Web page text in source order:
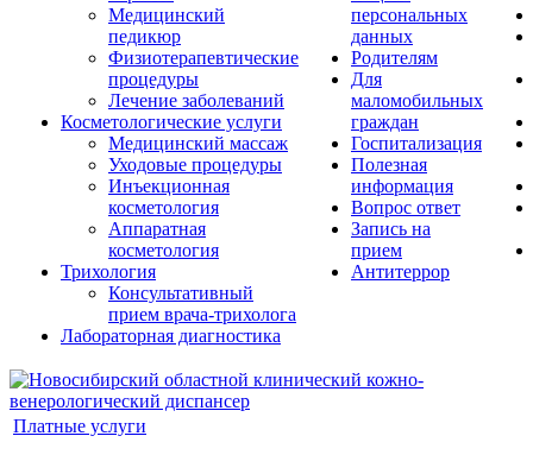
Медицинский
педикюр
Физиотерапевтические
процедуры
Лечение заболеваний
Косметологические услуги
Медицинский массаж
Уходовые процедуры
Инъекционная
косметология
Аппаратная
косметология
Трихология
Консультативный
прием врача-трихолога
Лабораторная диагностика
персональных
данных
Родителям
Для
маломобильных
граждан
Госпитализация
Полезная
информация
Вопрос ответ
Запись на
прием
Антитеррор
Платные услуги